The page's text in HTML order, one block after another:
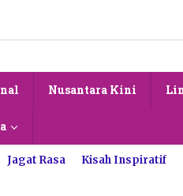
Nusantara Kini
Jagat Rasa Kisah Inspiratif